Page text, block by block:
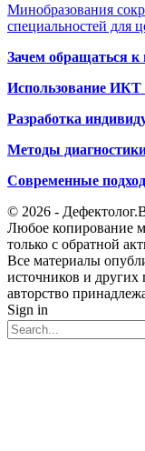
Минобразования
специальностей для
Зачем обращаться к
Использование ИКТ
Разработка
Методы
Современные
© 2026 -
Любое копирование
только с обратной
Все материалы
источников и других
авторство
Sign in